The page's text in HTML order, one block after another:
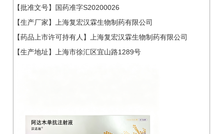
【批准文号】国药准字S20200026
【生产厂家】上海复宏汉霖生物制药有限公司
【药品上市许可持有人】上海复宏汉霖生物制药有限公司
【生产地址】上海市徐汇区宜山路1289号